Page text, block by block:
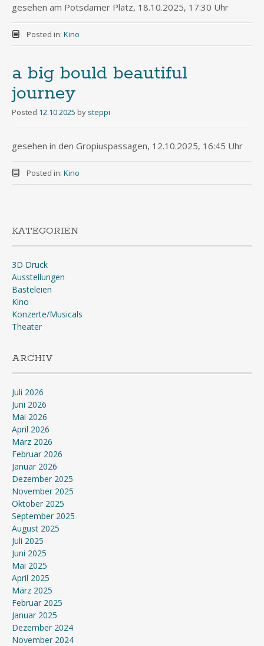
gesehen am Potsdamer Platz, 18.10.2025, 17:30 Uhr
Posted in: Kino
a big bould beautiful
journey
Posted 12.10.2025 by steppi
gesehen in den Gropiuspassagen, 12.10.2025, 16:45 Uhr
Posted in: Kino
KATEGORIEN
3D Druck
Ausstellungen
Basteleien
Kino
Konzerte/Musicals
Theater
ARCHIV
Juli 2026
Juni 2026
Mai 2026
April 2026
März 2026
Februar 2026
Januar 2026
Dezember 2025
November 2025
Oktober 2025
September 2025
August 2025
Juli 2025
Juni 2025
Mai 2025
April 2025
März 2025
Februar 2025
Januar 2025
Dezember 2024
November 2024